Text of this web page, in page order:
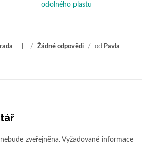
odolného plastu
/ Žádné odpovědi / od Pavla
zveřejněna. Vyžadované informace